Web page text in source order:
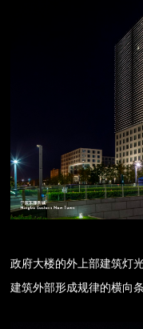
政府大楼的外上部建筑灯
建筑外部形成规律的横向